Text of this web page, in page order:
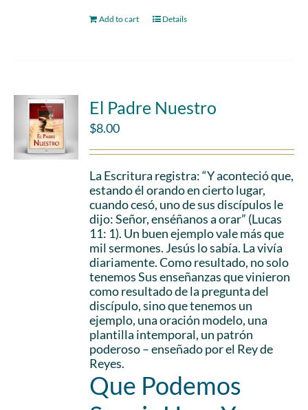
Add to cart Details
El Padre Nuestro
$8.00
La Escritura registra: “Y aconteció que,
estando él orando en cierto lugar,
cuando cesó, uno de sus discípulos le
dijo: Señor, enséñanos a orar” (Lucas
11: 1). Un buen ejemplo vale más que
mil sermones. Jesús lo sabía. La vivía
diariamente. Como resultado, no solo
tenemos Sus enseñanzas que vinieron
como resultado de la pregunta del
discípulo, sino que tenemos un
ejemplo, una oración modelo, una
plantilla intemporal, un patrón
poderoso – enseñado por el Rey de
Reyes.
Que Podemos